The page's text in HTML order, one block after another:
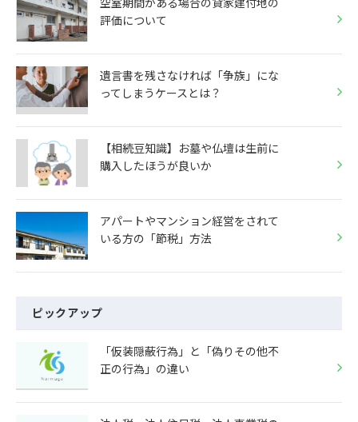
評価について
遺言書を残さなければ「争族」にな
ってしまうケースとは？
【相続豆知識】お墓や仏壇は生前に
購入したほうが良いか
アパートやマンション経営をされて
いる方の「節税」方法
ピックアップ
「仮装隠蔽行為」と「偽りその他不
正の行為」の違い